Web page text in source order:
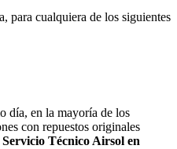
para cualquiera de los siguientes
día, en la mayoría de los
con repuestos originales
Servicio Técnico Airsol en